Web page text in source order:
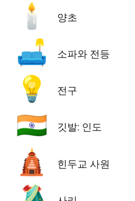
🕯️ 양초
🛋️ 소파와 전등
💡 전구
🇮🇳 깃발: 인도
🛕 힌두교 사원